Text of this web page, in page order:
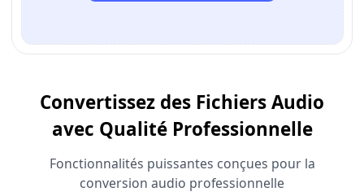
Convertissez des Fichiers Audio
avec Qualité Professionnelle
Fonctionnalités puissantes conçues pour la
conversion audio professionnelle